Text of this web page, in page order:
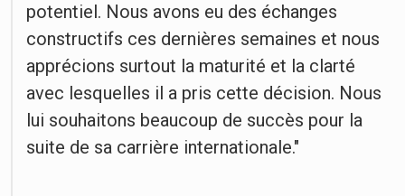
potentiel. Nous avons eu des échanges
constructifs ces dernières semaines et nous
apprécions surtout la maturité et la clarté
avec lesquelles il a pris cette décision. Nous
lui souhaitons beaucoup de succès pour la
suite de sa carrière internationale."